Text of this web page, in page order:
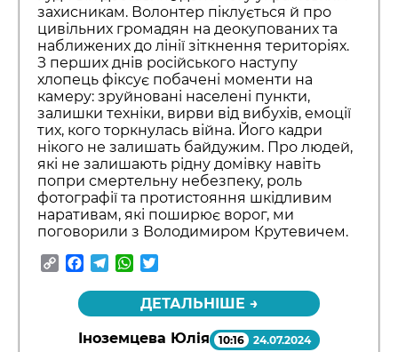
захисникам. Волонтер піклується й про
цивільних громадян на деокупованих та
наближених до лінії зіткнення територіях.
З перших днів російського наступу
хлопець фіксує побачені моменти на
камеру: зруйновані населені пункти,
залишки техніки, вирви від вибухів, емоції
тих, кого торкнулась війна. Його кадри
нікого не залишать байдужим. Про людей,
які не залишають рідну домівку навіть
попри смертельну небезпеку, роль
фотографії та протистояння шкідливим
наративам, які поширює ворог, ми
поговорили з Володимиром Крутевичем.
CopyFacebook
TelegramWhatsApp
ДЕТАЛЬНІШЕ →
Іноземцева Юлія 10:16 24.07.2024